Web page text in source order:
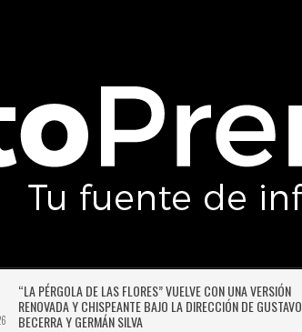
“LA PÉRGOLA DE LAS FLORES” VUELVE CON UNA VERSIÓN
RENOVADA Y CHISPEANTE BAJO LA DIRECCIÓN DE GUSTAVO
BECERRA Y GERMÁN SILVA